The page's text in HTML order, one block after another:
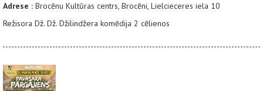
Adrese : Brocēnu Kultūras centrs, Brocēni, Lielcieceres iela 10
Režisora Dž. Dž. Džilindžera komēdija 2 cēlienos